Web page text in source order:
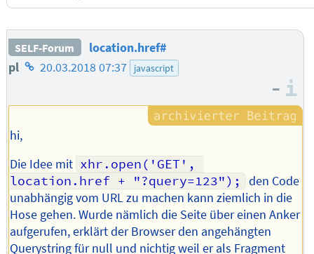
SELF-Forum
location.href#
pl Homepage
Autors
20.03.2018 07:37 javascript
–
hi,
Die Idee mit xhr.open('GET',
location.href + "?query=123");
den Code
unabhängig vom URL zu machen kann ziemlich in die
Hose gehen. Wurde nämlich die Seite über einen Anker
aufgerufen, erklärt der Browser den angehängten
Querystring für null und nichtig weil er als Fragment